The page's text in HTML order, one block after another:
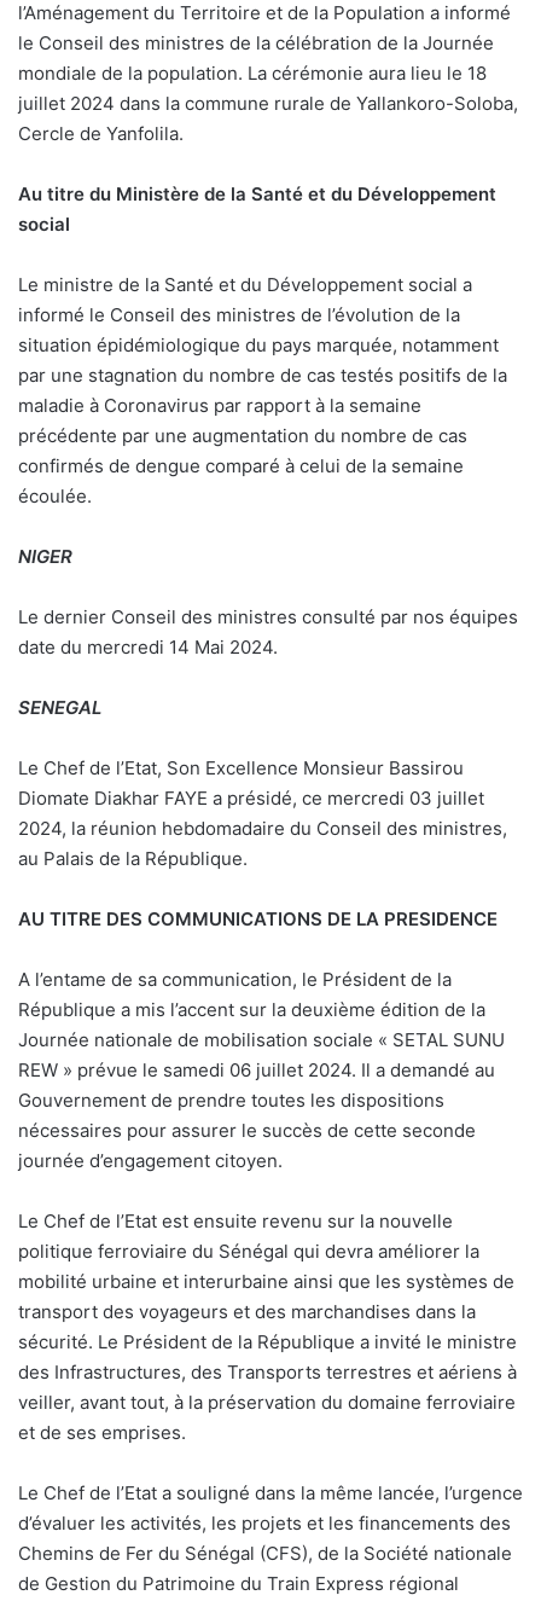
l’Aménagement du Territoire et de la Population a informé
le Conseil des ministres de la célébration de la Journée
mondiale de la population. La cérémonie aura lieu le 18
juillet 2024 dans la commune rurale de Yallankoro-Soloba,
Cercle de Yanfolila.
Au titre du Ministère de la Santé et du Développement
social
Le ministre de la Santé et du Développement social a
informé le Conseil des ministres de l’évolution de la
situation épidémiologique du pays marquée, notamment
par une stagnation du nombre de cas testés positifs de la
maladie à Coronavirus par rapport à la semaine
précédente par une augmentation du nombre de cas
confirmés de dengue comparé à celui de la semaine
écoulée.
NIGER
Le dernier Conseil des ministres consulté par nos équipes
date du mercredi 14 Mai 2024.
SENEGAL
Le Chef de l’Etat, Son Excellence Monsieur Bassirou
Diomate Diakhar FAYE a présidé, ce mercredi 03 juillet
2024, la réunion hebdomadaire du Conseil des ministres,
au Palais de la République.
AU TITRE DES COMMUNICATIONS DE LA PRESIDENCE
A l’entame de sa communication, le Président de la
République a mis l’accent sur la deuxième édition de la
Journée nationale de mobilisation sociale « SETAL SUNU
REW » prévue le samedi 06 juillet 2024. Il a demandé au
Gouvernement de prendre toutes les dispositions
nécessaires pour assurer le succès de cette seconde
journée d’engagement citoyen.
Le Chef de l’Etat est ensuite revenu sur la nouvelle
politique ferroviaire du Sénégal qui devra améliorer la
mobilité urbaine et interurbaine ainsi que les systèmes de
transport des voyageurs et des marchandises dans la
sécurité. Le Président de la République a invité le ministre
des Infrastructures, des Transports terrestres et aériens à
veiller, avant tout, à la préservation du domaine ferroviaire
et de ses emprises.
Le Chef de l’Etat a souligné dans la même lancée, l’urgence
d’évaluer les activités, les projets et les financements des
Chemins de Fer du Sénégal (CFS), de la Société nationale
de Gestion du Patrimoine du Train Express régional